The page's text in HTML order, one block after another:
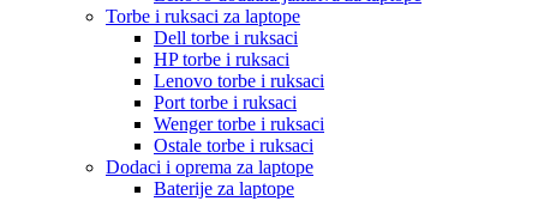
Torbe i ruksaci za laptope
Dell torbe i ruksaci
HP torbe i ruksaci
Lenovo torbe i ruksaci
Port torbe i ruksaci
Wenger torbe i ruksaci
Ostale torbe i ruksaci
Dodaci i oprema za laptope
Baterije za laptope